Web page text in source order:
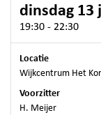
dinsdag 13
19:30 - 22:30
Locatie
Wijkcentrum Het
Voorzitter
H. Meijer